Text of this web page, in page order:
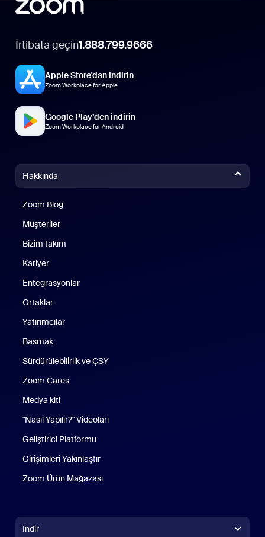
İrtibata geçin1.888.799.9666
Apple Store'dan indirin
Zoom Workplace for Apple
Google Play’den indirin
Zoom Workplace for Android
Hakkında
Zoom Blog
Müşteriler
Bizim takım
Kariyer
Entegrasyonlar
Ortaklar
Yatırımcılar
Basmak
Sürdürülebilirlik ve ÇSY
Zoom Cares
Medya kiti
"Nasıl Yapılır?" Videoları
Geliştirici Platformu
Girişimleri Yakınlaştır
Zoom Ürün Mağazası
İndir